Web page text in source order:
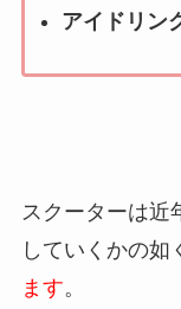
アイドリン
スクーターは近
していくかの如
ます。